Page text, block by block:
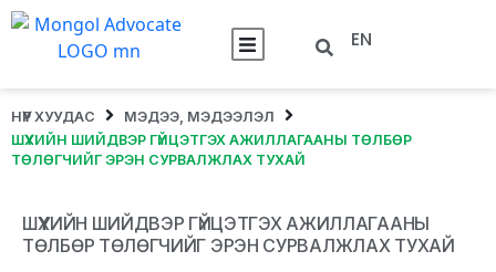
EN
НҮҮР ХУУДАС
МЭДЭЭ, МЭДЭЭЛЭЛ
ШҮҮХИЙН ШИЙДВЭР ГҮЙЦЭТГЭХ АЖИЛЛАГААНЫ ТӨЛБӨР
ТӨЛӨГЧИЙГ ЭРЭН СУРВАЛЖЛАХ ТУХАЙ
ШҮҮХИЙН ШИЙДВЭР ГҮЙЦЭТГЭХ АЖИЛЛАГААНЫ
ТӨЛБӨР ТӨЛӨГЧИЙГ ЭРЭН СУРВАЛЖЛАХ ТУХАЙ